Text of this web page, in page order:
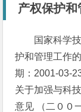
产权保护
国家科学
护和管理工作
期：2001-03-
关于加强与科
意见 （二００